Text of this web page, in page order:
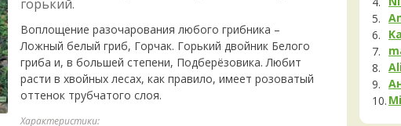
горький.
Воплощение разочарования любого грибника –
Ложный белый гриб, Горчак. Горький двойник Белого
гриба и, в большей степени, Подберёзовика. Любит
расти в хвойных лесах, как правило, имеет розоватый
оттенок трубчатого слоя.
Характеристики: